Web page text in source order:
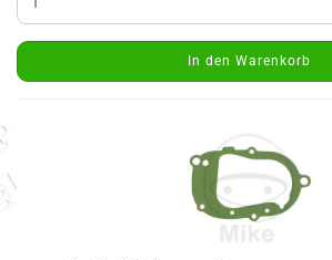
In den Warenkorb